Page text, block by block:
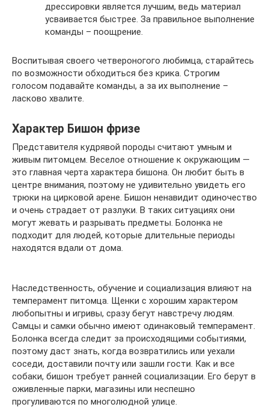
дрессировки является лучшим, ведь материал
усваивается быстрее. За правильное выполнение
команды – поощрение.
Воспитывая своего четвероногого любимца, старайтесь
по возможности обходиться без крика. Строгим
голосом подавайте команды, а за их выполнение –
ласково хвалите.
Характер Бишон фризе
Представителя кудрявой породы считают умным и
живым питомцем. Веселое отношение к окружающим —
это главная черта характера бишона. Он любит быть в
центре внимания, поэтому не удивительно увидеть его
трюки на цирковой арене. Бишон ненавидит одиночество
и очень страдает от разлуки. В таких ситуациях они
могут жевать и разрывать предметы. Болонка не
подходит для людей, которые длительные периоды
находятся вдали от дома.
Наследственность, обучение и социализация влияют на
темперамент питомца. Щенки с хорошим характером
любопытны и игривы, сразу бегут навстречу людям.
Самцы и самки обычно имеют одинаковый темперамент.
Болонка всегда следит за происходящими событиями,
поэтому даст знать, когда возвратились или уехали
соседи, доставили почту или зашли гости. Как и все
собаки, бишон требует ранней социализации. Его берут в
оживленные парки, магазины или неспешно
прогуливаются по многолюдной улице.